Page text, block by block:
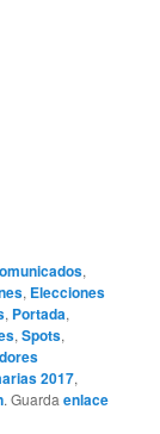
,
, Elecciones
, Portada,
,Spots,
2017,
. Guardaenlace